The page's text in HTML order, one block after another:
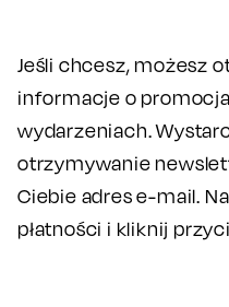
Jeśli chcesz, możesz
informacje o
wydarzeniach.
otrzymywanie
Ciebie adres e-mail.
płatności i kliknij